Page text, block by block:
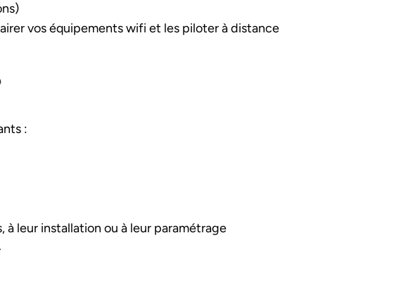
vos équipements wifi et les piloter à distance
:
leur installation ou à leur paramétrage